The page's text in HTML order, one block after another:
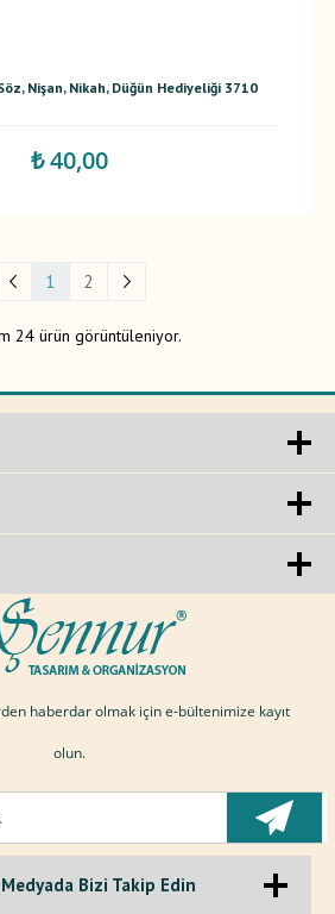
Nişan, Nikah, Düğün Hediyeliği 3710
₺ 40,00
1 2
24 ürün görüntüleniyor.
haberdar olmak için e-bültenimize kayıt
olun.
Bizi Takip Edin